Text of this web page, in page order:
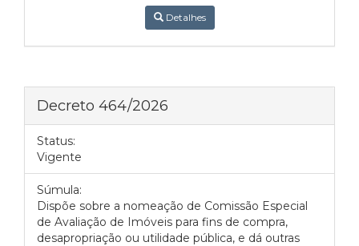
Detalhes
Decreto 464/2026
Status:
Vigente
Súmula:
Dispõe sobre a nomeação de Comissão Especial
de Avaliação de Imóveis para fins de compra,
desapropriação ou utilidade pública, e dá outras